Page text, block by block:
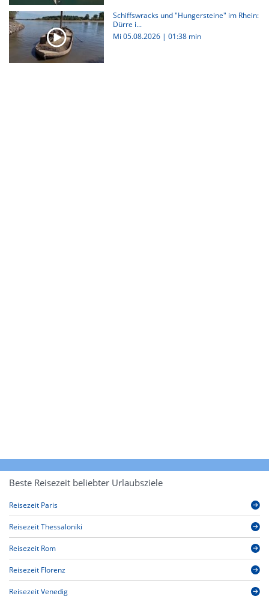
Schiffswracks und "Hungersteine" im Rhein:
Dürre i...
Mi 05.08.2026 | 01:38 min
Beste Reisezeit beliebter Urlaubsziele
Reisezeit Paris
Reisezeit Thessaloniki
Reisezeit Rom
Reisezeit Florenz
Reisezeit Venedig